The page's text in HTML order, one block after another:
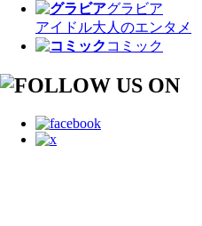
グラビア
アイドル大人のエンタメ
コミック